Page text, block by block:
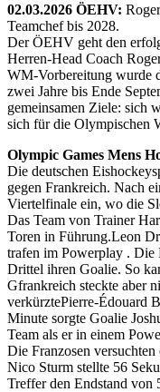
02.03.2026 ÖEHV:
Teamchef bis 2028.
Der ÖEHV geht den
Herren-Head Coach
WM-Vorbereitung wurde
zwei Jahre bis Ende
gemeinsamen Ziele: sich
sich für die Olympischen
Olympic Games Mens
Die deutschen
gegen Frankreich. Nach
Viertelfinale ein, wo die
Das Team von Trainer
Toren in Führung.Leon
trafen im Powerplay . Die
Drittel ihren Goalie. So
Gfrankreich steckte aber
verkürztePierre-Édouard
Minute sorgte Goalie
Team als er in einem
Die Franzosen
Nico Sturm stellte 56
Treffer den Endstand von